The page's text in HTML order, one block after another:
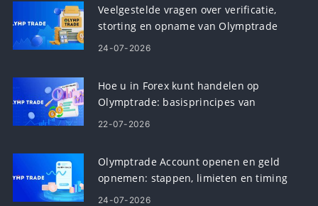
Veelgestelde vragen over verificatie,
storting en opname van Olymptrade
24-07-2026
Hoe u in Forex kunt handelen op
Olymptrade: basisprincipes van
platformhandel
22-07-2026
Olymptrade Account openen en geld
opnemen: stappen, limieten en timing
24-07-2026